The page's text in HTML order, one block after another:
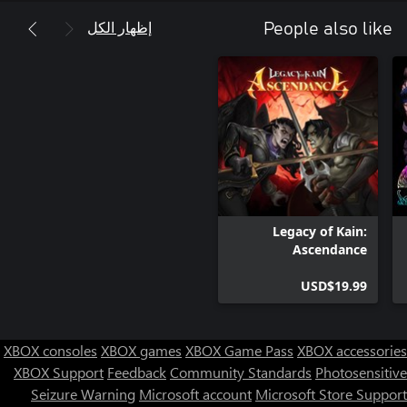
People also like إظهار الكل
Legacy of Kain:
Ascendance
USD$19.99
XBOX consoles XBOX games XBOX Game Pass XBOX accessories
XBOX Support FeedbackCommunity Standards Photosensitive
Seizure Warning Microsoft account Microsoft Store Support